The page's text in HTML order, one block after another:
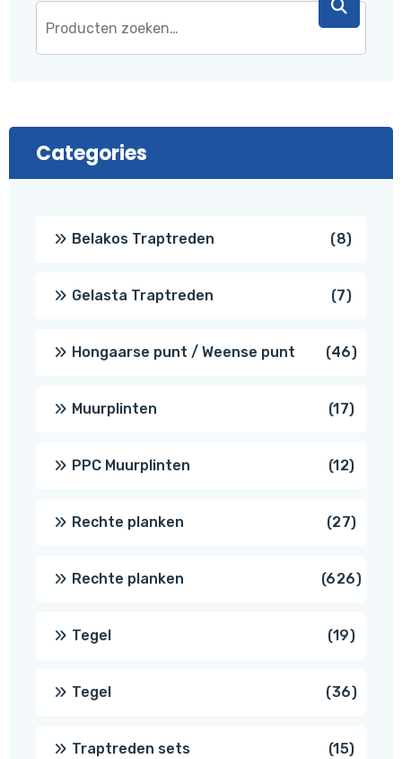
Categories
Belakos Traptreden 88
Gelasta Traptreden 77
Hongaarse punt / Weense punt 4646
Muurplinten 1717
PPC Muurplinten 1212
Rechte planken 2727
Rechte planken 626626
Tegel 1919
Tegel 3636
Traptreden sets 1515